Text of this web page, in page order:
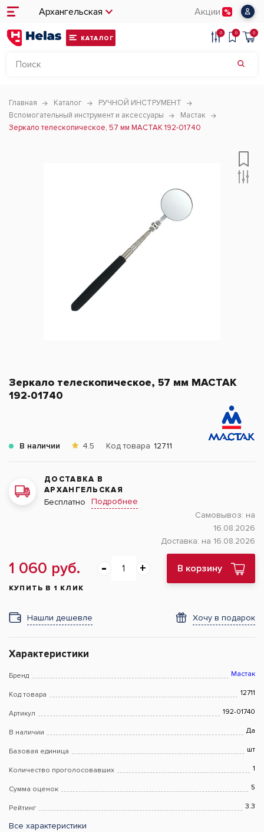
Архангельская Акции
КАТАЛОГ
0 0 0
Главная Каталог
РУЧНОЙ ИНСТРУМЕНТ
Вспомогательный инструмент и аксессуары
Мастак
Зеркало телескопическое, 57 мм МАСТАК 192-01740
Зеркало телескопическое, 57 мм МАСТАК
192-01740
В наличии 4.5 Код товара 12711
ДОСТАВКА В
АРХАНГЕЛЬСКАЯ
Бесплатно
Подробнее
Самовывоз: на
16.08.2026
Доставка: на 16.08.2026
1 060 руб. В корзину
КУПИТЬ В 1 КЛИК
Нашли дешевле Хочу в подарок
Характеристики
Бренд Мастак
Код товара 12711
Артикул 192-01740
В наличии Да
Базовая единица шт
Количество проголосовавших 1
Сумма оценок 5
Рейтинг 3.3
Все характеристики